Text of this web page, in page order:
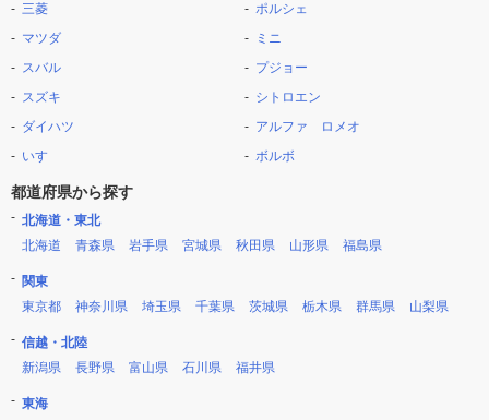
三菱
マツダ
スバル
スズキ
ダイハツ
いすゞ
ポルシェ
ミニ
プジョー
シトロエン
アルファ ロメオ
ボルボ
都道府県から探す
北海道・東北
北海道
青森県 岩手県 宮城県 秋田県 山形県 福島県
関東
東京都
神奈川県 埼玉県 千葉県 茨城県 栃木県 群馬県 山梨県
信越・北陸
新潟県
長野県 富山県 石川県 福井県
東海